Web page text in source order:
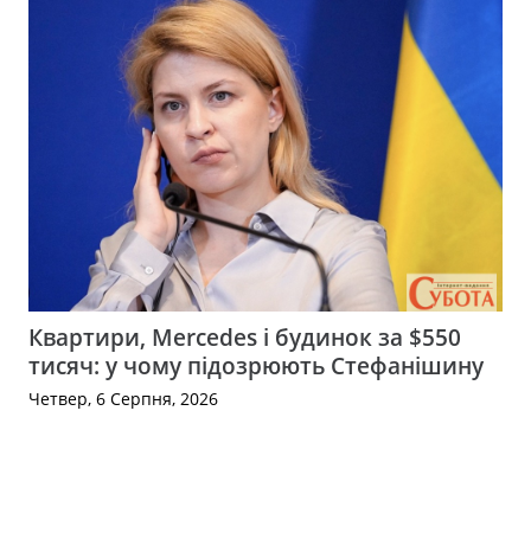
Квартири, Mercedes і будинок за $550
тисяч: у чому підозрюють Стефанішину
Четвер, 6 Серпня, 2026